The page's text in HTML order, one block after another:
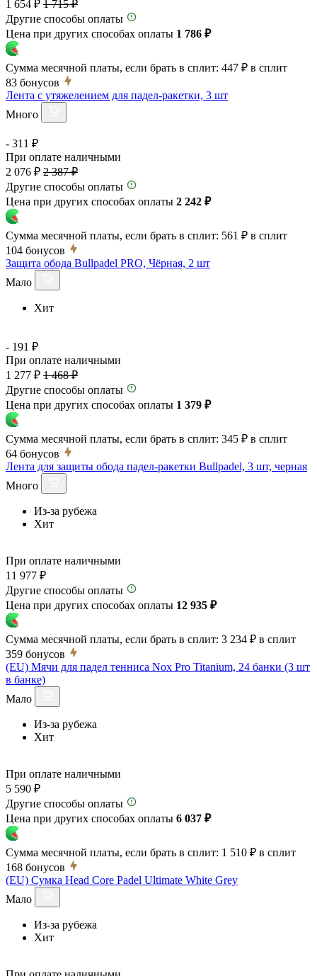
1 654 ₽ 1 715 ₽
Другие способы оплаты
Цена при других способах оплаты 1 786 ₽
Сумма месячной платы, если брать в сплит: 447 ₽ в сплит
83 бонусов
Лента с утяжелением для падел-ракетки, 3 шт
Много
- 311 ₽
При оплате наличными
2 076 ₽ 2 387 ₽
Другие способы оплаты
Цена при других способах оплаты 2 242 ₽
Сумма месячной платы, если брать в сплит: 561 ₽ в сплит
104 бонусов
Защита обода Bullpadel PRO, Чёрная, 2 шт
Мало
Хит
- 191 ₽
При оплате наличными
1 277 ₽ 1 468 ₽
Другие способы оплаты
Цена при других способах оплаты 1 379 ₽
Сумма месячной платы, если брать в сплит: 345 ₽ в сплит
64 бонусов
Лента для защиты обода падел-ракетки Bullpadel, 3 шт, черная
Много
Из-за рубежа
Хит
При оплате наличными
11 977 ₽
Другие способы оплаты
Цена при других способах оплаты 12 935 ₽
Сумма месячной платы, если брать в сплит: 3 234 ₽ в сплит
359 бонусов
(EU) Мячи для падел тенниса Nox Pro Titanium, 24 банки (3 шт
в банке)
Мало
Из-за рубежа
Хит
При оплате наличными
5 590 ₽
Другие способы оплаты
Цена при других способах оплаты 6 037 ₽
Сумма месячной платы, если брать в сплит: 1 510 ₽ в сплит
168 бонусов
(EU) Сумка Head Core Padel Ultimate White Grey
Мало
Из-за рубежа
Хит